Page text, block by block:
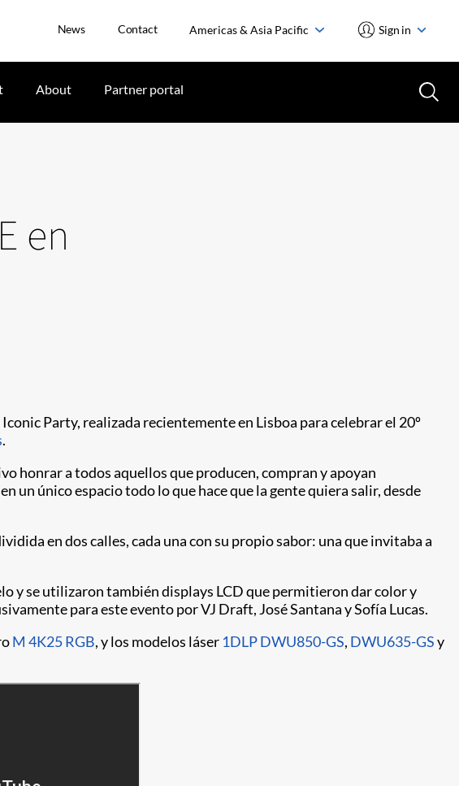
News Contact Americas & Asia Pacific Sign in
About Partner portal
en
Party, realizada recientemente en Lisboa para celebrar el 20º
.
honrar a todos aquellos que producen, compran y apoyan
un único espacio todo lo que hace que la gente quiera salir, desde
en dos calles, cada una con su propio sabor: una que invitaba a
y se utilizaron también displays LCD que permitieron dar color y
para este evento por VJ Draft, José Santana y Sofía Lucas.
M 4K25 RGB, y los modelos láser 1DLPDWU850-GS, DWU635-GSy